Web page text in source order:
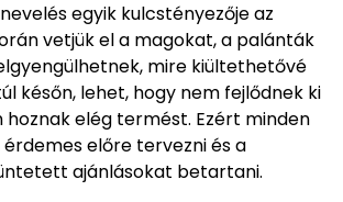
egyik kulcstényezője az
vetjük el a magokat, a palánták
mire kiültethetővé
későn, lehet, hogy nem fejlődnek ki
hoznak elég termést. Ezért minden
előre tervezni és a
ajánlásokat betartani.